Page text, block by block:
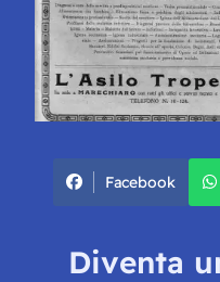
Facebook
Diventa